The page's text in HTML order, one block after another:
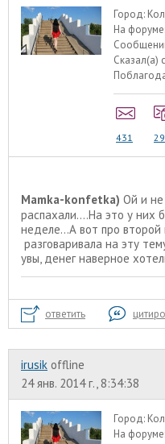
Город:
На
Сказал(а)
431 29
Mamka-konfetka) Ой и не
распахали....На это у них
неделе...А вот про
разговаривала на эту
увы, денег наверное
ответить
irusik offline
24 янв. 2014 г., 8:34:38
Город:
На